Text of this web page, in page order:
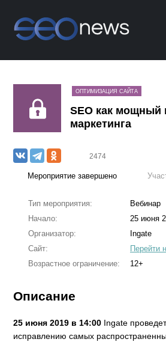
ОПТИМИЗАЦИЯ САЙТА
SEО как мощный
маркетинга
2474
Мероприятие завершено
Тип мероприятия:
Вебинар
Начало:
25 июня
Организатор:
Ingate
Сайт:
Перейти
Возрастное ограничение:
12+
Описание
25 июня 2019 в 14:00 Ingate
исправлению самых